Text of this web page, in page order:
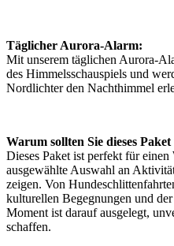
Täglicher Aurora-Alarm:
Mit unserem täglichen Aurora-
des Himmelsschauspiels und
Nordlichter den Nachthimmel
Warum sollten Sie dieses
Dieses Paket ist perfekt für
ausgewählte Auswahl an
zeigen. Von
kulturellen Begegnungen und
Moment ist darauf ausgelegt,
schaffen.